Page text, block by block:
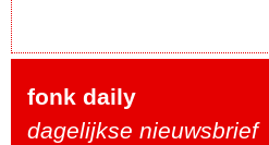
fonk daily
dagelijkse nieuwsbrief